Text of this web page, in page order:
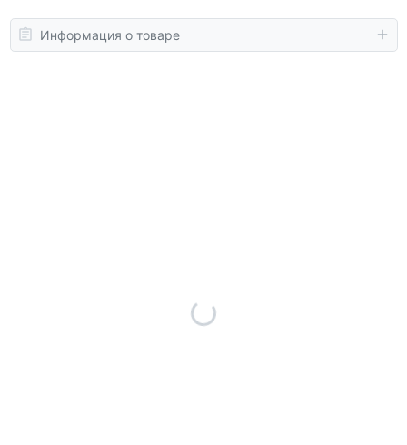
Информация о товаре